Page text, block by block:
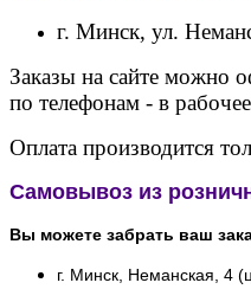
г. Минск, ул.
Заказы на сайте можно
по телефонам - в
Оплата производится
Самовывоз из
Вы можете забрать ваш
г. Минск, Неманская, 4